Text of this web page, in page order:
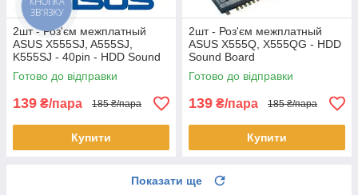
2шт - Роз'єм межплатный
ASUS X555SJ, A555SJ,
K555SJ - 40pin - HDD Sound
Board
Готово до відправки
139 ₴/пара 185 ₴/пара
Купити
2шт - Роз'єм межплатный
ASUS X555Q, X555QG - HDD
Sound Board
Готово до відправки
139 ₴/пара 185 ₴/пара
Купити
Показати ще
КНОПКА
ЗВ'ЯЗКУ